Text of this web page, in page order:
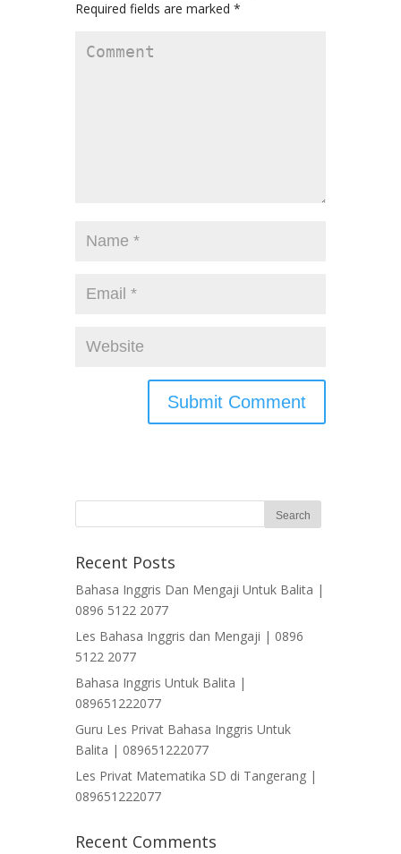
Required fields are marked *
Recent Posts
Bahasa Inggris Dan Mengaji Untuk Balita |
0896 5122 2077
Les Bahasa Inggris dan Mengaji | 0896
5122 2077
Bahasa Inggris Untuk Balita |
089651222077
Guru Les Privat Bahasa Inggris Untuk
Balita | 089651222077
Les Privat Matematika SD di Tangerang |
089651222077
Recent Comments